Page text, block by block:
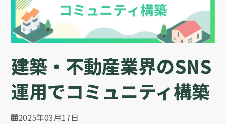
建築・不動産業界のSNS
運用でコミュニティ構築
2025年03月17日